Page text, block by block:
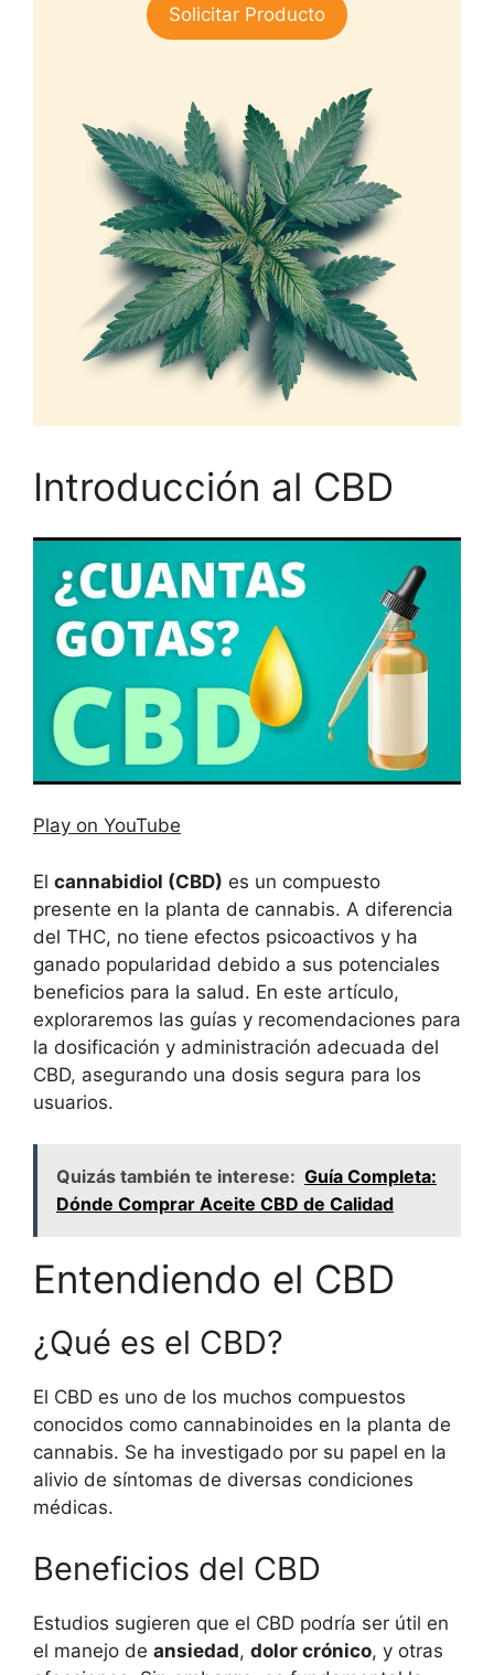
de 5
Solicitar Producto
Introducción al CBD
Play on YouTube
El cannabidiol (CBD) es un compuesto
presente en la planta de cannabis. A diferencia
del THC, no tiene efectos psicoactivos y ha
ganado popularidad debido a sus potenciales
beneficios para la salud. En este artículo,
exploraremos las guías y recomendaciones para
la dosificación y administración adecuada del
CBD, asegurando una dosis segura para los
usuarios.
Quizás también te interese: Guía Completa:
Dónde Comprar Aceite CBD de Calidad
Entendiendo el CBD
¿Qué es el CBD?
El CBD es uno de los muchos compuestos
conocidos como cannabinoides en la planta de
cannabis. Se ha investigado por su papel en la
alivio de síntomas de diversas condiciones
médicas.
Beneficios del CBD
Estudios sugieren que el CBD podría ser útil en
el manejo de ansiedad, dolor crónico, y otras